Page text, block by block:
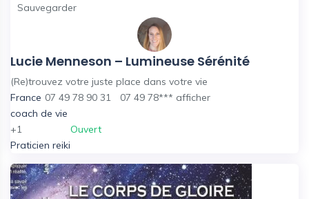
Sauvegarder
Lucie Menneson – Lumineuse Sérénité
(Re)trouvez votre juste place dans votre vie
France 07 49 78 90 31 07 49 78*** afficher
coach de vie
+1
Praticien reiki
Ouvert